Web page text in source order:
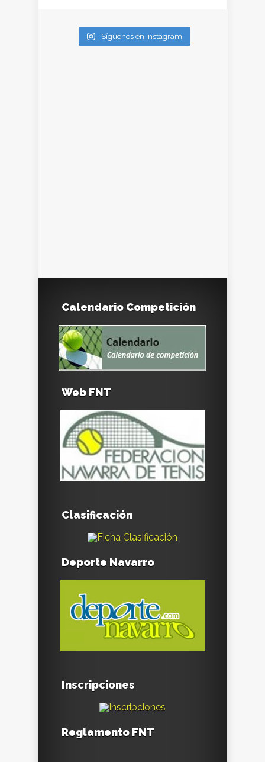
Síguenos en Instagram
Calendario Competición
Web FNT
Clasificación
Deporte Navarro
Inscripciones
Reglamento FNT